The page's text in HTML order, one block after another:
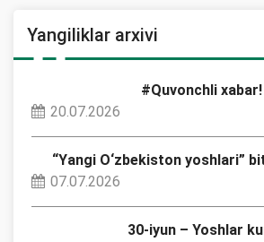
Yangiliklar arxivi
#Quvonchli xabar!
20.07.2026
“Yangi O‘zbekiston yoshlari”
07.07.2026
30-iyun – Yoshlar